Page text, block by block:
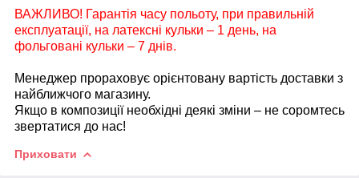
ВАЖЛИВО! Гарантія часу польоту, при правильній
експлуатації, на латексні кульки – 1 день, на
фольговані кульки – 7 днів.
Менеджер прораховує орієнтовану вартість доставки з
найближчого магазину.
Якщо в композиції необхідні деякі зміни – не соромтесь
звертатися до нас!
Приховати